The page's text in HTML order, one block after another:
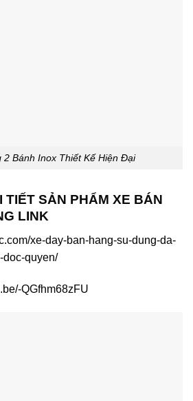
2 Bánh Inox Thiết Kế Hiện Đại
TIẾT SẢN PHẨM XE BÁN
LINK
xe-day-ban-hang-su-dung-da-
doc-quyen/
QGfhm68zFU